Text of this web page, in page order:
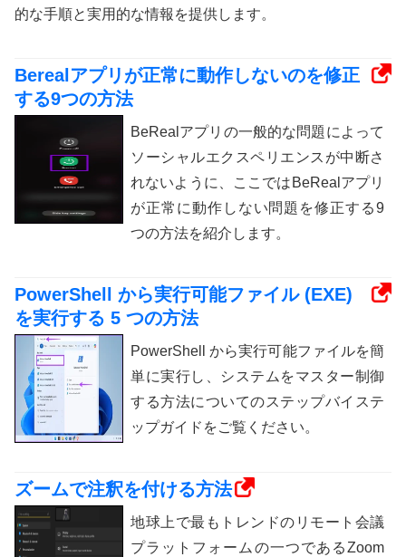
的な手順と実用的な情報を提供します。
Berealアプリが正常に動作しないのを修正
する9つの方法
BeRealアプリの一般的な問題によって
ソーシャルエクスペリエンスが中断さ
れないように、ここではBeRealアプリ
が正常に動作しない問題を修正する9
つの方法を紹介します。
PowerShell から実行可能ファイル (EXE)
を実行する 5 つの方法
PowerShell から実行可能ファイルを簡
単に実行し、システムをマスター制御
する方法についてのステップバイステ
ップガイドをご覧ください。
ズームで注釈を付ける方法
地球上で最もトレンドのリモート会議
プラットフォームの一つであるZoom